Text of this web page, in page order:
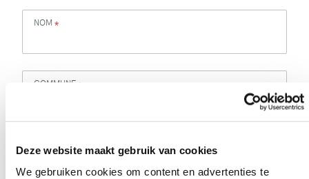
Deze website maakt gebruik van cookies
We gebruiken cookies om content en advertenties te
NOM *
COMMUNE *
COMMUNE TERRAIN CONSTRUCTIBLE